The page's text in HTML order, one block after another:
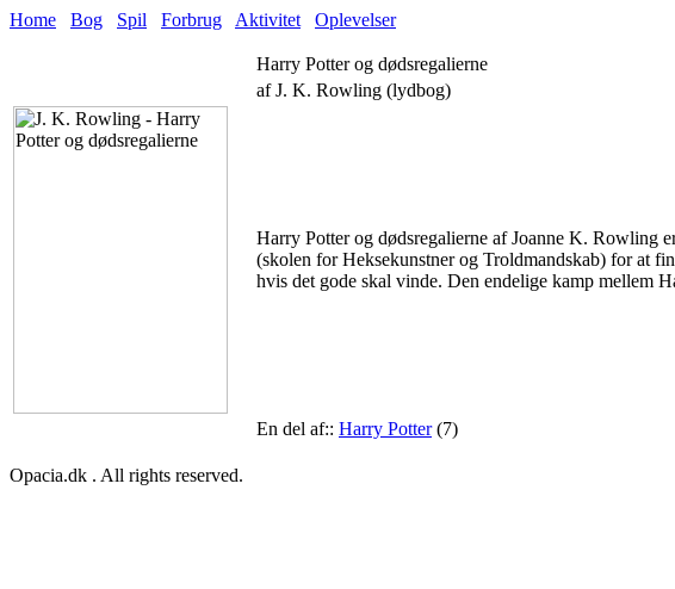
Home Bog Spil Forbrug Aktivitet Oplevelser
Harry Potter og dødsregalierne
af J. K. Rowling (lydbog)
Harry Potter og dødsregalierne af Joanne K. Rowling
(skolen for Heksekunstner og Troldmandskab) for at
hvis det gode skal vinde. Den endelige kamp mellem
En del af:: Harry Potter(7)
Opacia.dk . All rights reserved.